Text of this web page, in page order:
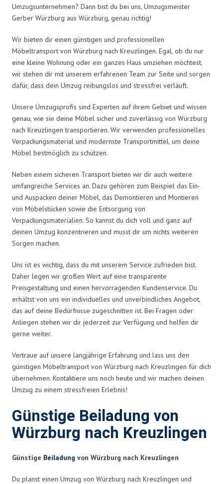
Umzugsunternehmen? Dann bist du bei uns, Umzugsmeister
Gerber Würzburg aus Würzburg, genau richtig!
Wir bieten dir einen günstigen und professionellen
Möbeltransport von Würzburg nach Kreuzlingen. Egal, ob du nur
eine kleine Wohnung oder ein ganzes Haus umziehen möchtest,
wir stehen dir mit unserem erfahrenen Team zur Seite und sorgen
dafür, dass dein Umzug reibungslos und stressfrei verläuft.
Unsere Umzugsprofis sind Experten auf ihrem Gebiet und wissen
genau, wie sie deine Möbel sicher und zuverlässig von Würzburg
nach Kreuzlingen transportieren. Wir verwenden professionelles
Verpackungsmaterial und modernste Transportmittel, um deine
Möbel bestmöglich zu schützen.
Neben einem sicheren Transport bieten wir dir auch weitere
umfangreiche Services an. Dazu gehören zum Beispiel das Ein-
und Auspacken deiner Möbel, das Demontieren und Montieren
von Möbelstücken sowie die Entsorgung von
Verpackungsmaterialien. So kannst du dich voll und ganz auf
deinen Umzug konzentrieren und musst dir um nichts weiteren
Sorgen machen.
Uns ist es wichtig, dass du mit unserem Service zufrieden bist.
Daher legen wir großen Wert auf eine transparente
Preisgestaltung und einen hervorragenden Kundenservice. Du
erhältst von uns ein individuelles und unverbindliches Angebot,
das auf deine Bedürfnisse zugeschnitten ist. Bei Fragen oder
Anliegen stehen wir dir jederzeit zur Verfügung und helfen dir
gerne weiter.
Vertraue auf unsere langjährige Erfahrung und lass uns den
günstigen Möbeltransport von Würzburg nach Kreuzlingen für dich
übernehmen. Kontaktiere uns noch heute und wir machen deinen
Umzug zu einem stressfreien Erlebnis!
Günstige Beiladung von
Würzburg nach Kreuzlingen
Günstige Beiladung von Würzburg nach Kreuzlingen
Du planst einen Umzug von Würzburg nach Kreuzlingen und